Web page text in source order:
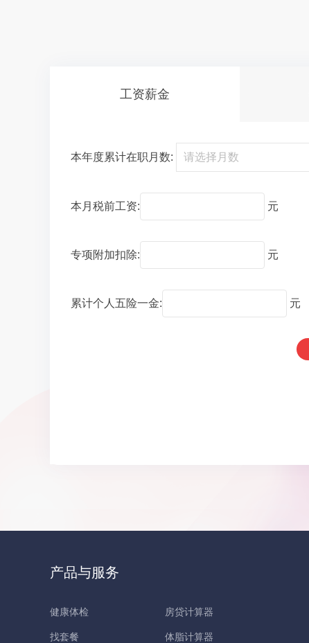
工资薪金
本年度累计在职月数:
本月税前工资: 元
专项附加扣除: 元
累计个人五险一金: 元
产品与服务
健康体检
找套餐
房贷计算器
体脂计算器